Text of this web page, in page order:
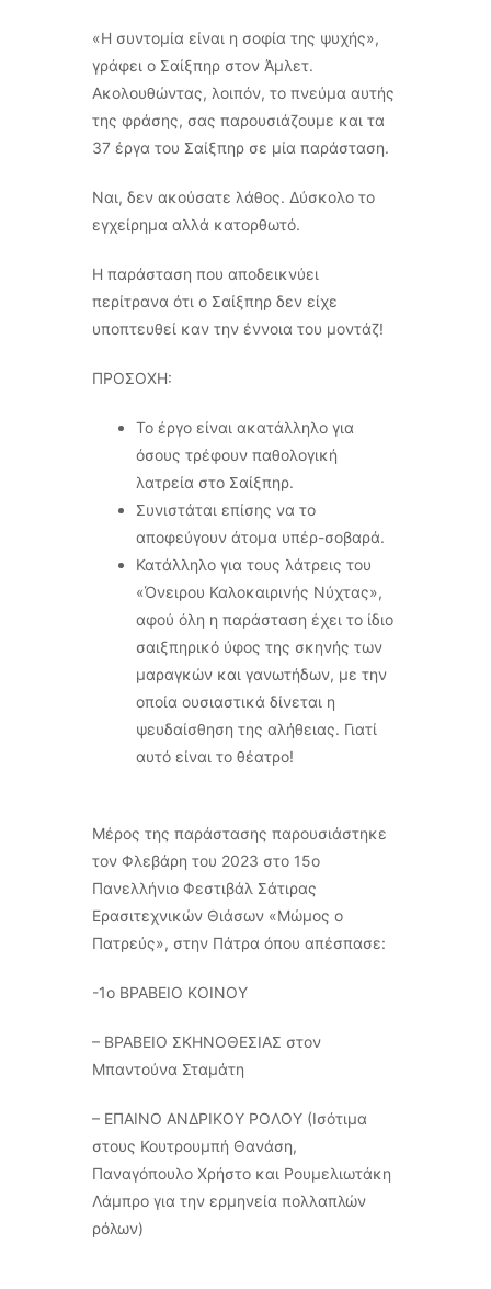
«Η συντομία είναι η σοφία της ψυχής»,
γράφει ο Σαίξπηρ στον Άμλετ.
Ακολουθώντας, λοιπόν, το πνεύμα αυτής
της φράσης, σας παρουσιάζουμε και τα
37 έργα του Σαίξπηρ σε μία παράσταση.
Ναι, δεν ακούσατε λάθος. Δύσκολο το
εγχείρημα αλλά κατορθωτό.
Η παράσταση που αποδεικνύει
περίτρανα ότι ο Σαίξπηρ δεν είχε
υποπτευθεί καν την έννοια του μοντάζ!
ΠΡΟΣΟΧΗ:
Το έργο είναι ακατάλληλο για
όσους τρέφουν παθολογική
λατρεία στο Σαίξπηρ.
Συνιστάται επίσης να το
αποφεύγουν άτομα υπέρ-σοβαρά.
Κατάλληλο για τους λάτρεις του
«Όνειρου Καλοκαιρινής Νύχτας»,
αφού όλη η παράσταση έχει το ίδιο
σαιξπηρικό ύφος της σκηνής των
μαραγκών και γανωτήδων, με την
οποία ουσιαστικά δίνεται η
ψευδαίσθηση της αλήθειας. Γιατί
αυτό είναι το θέατρο!
Μέρος της παράστασης παρουσιάστηκε
τον Φλεβάρη του 2023 στο 15ο
Πανελλήνιο Φεστιβάλ Σάτιρας
Ερασιτεχνικών Θιάσων «Μώμος ο
Πατρεύς», στην Πάτρα όπου απέσπασε:
-1ο ΒΡΑΒΕΙΟ ΚΟΙΝΟΥ
– ΒΡΑΒΕΙΟ ΣΚΗΝΟΘΕΣΙΑΣ στον
Μπαντούνα Σταμάτη
– ΕΠΑΙΝΟ ΑΝΔΡΙΚΟΥ ΡΟΛΟΥ (Ισότιμα
στους Κουτρουμπή Θανάση,
Παναγόπουλο Χρήστο και Ρουμελιωτάκη
Λάμπρο για την ερμηνεία πολλαπλών
ρόλων)